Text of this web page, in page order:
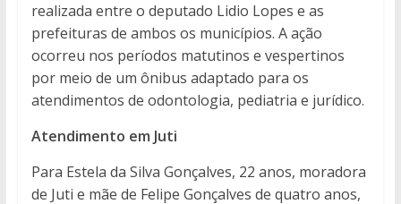
realizada entre o deputado Lidio Lopes e as
prefeituras de ambos os municípios. A ação
ocorreu nos períodos matutinos e vespertinos
por meio de um ônibus adaptado para os
atendimentos de odontologia, pediatria e jurídico.
Atendimento em Juti
Para Estela da Silva Gonçalves, 22 anos, moradora
de Juti e mãe de Felipe Gonçalves de quatro anos,